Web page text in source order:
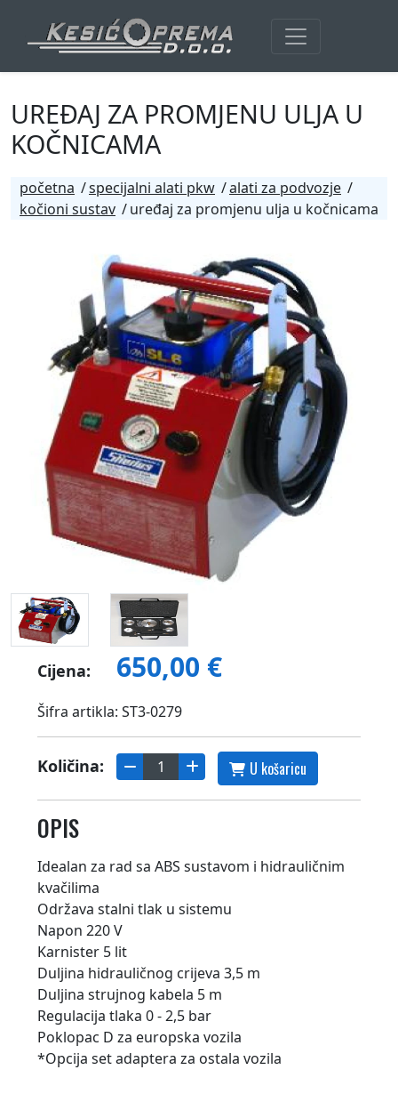
UREĐAJ ZA PROMJENU ULJA U
KOČNICAMA
početna specijalni alati pkw
alati za podvozje
kočioni sustav
uređaj za promjenu ulja u kočnicama
Cijena: 650,00 €
Šifra artikla: ST3-0279
Količina: U košaricu
OPIS
Idealan za rad sa ABS sustavom i hidrauličnim
kvačilima
Održava stalni tlak u sistemu
Napon 220 V
Karnister 5 lit
Duljina hidrauličnog crijeva 3,5 m
Duljina strujnog kabela 5 m
Regulacija tlaka 0 - 2,5 bar
Poklopac D za europska vozila
*Opcija set adaptera za ostala vozila